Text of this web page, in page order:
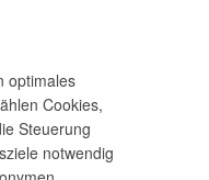
wie unsere
Zukunftsperspektive
wächst
fachlich und
optimales
Cookies,
Steuerung
notwendig